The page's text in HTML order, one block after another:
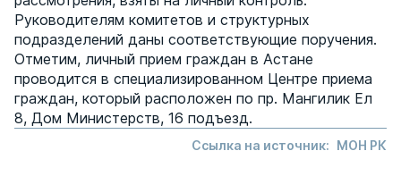
Руководителям комитетов и структурных
подразделений даны соответствующие поручения.
Отметим, личный прием граждан в Астане
проводится в специализированном Центре приема
граждан, который расположен по пр. Мангилик Ел
8, Дом Министерств, 16 подъезд.
Ссылка на источник: МОН РК